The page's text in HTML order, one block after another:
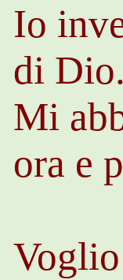
Io
di
Mi
ora e